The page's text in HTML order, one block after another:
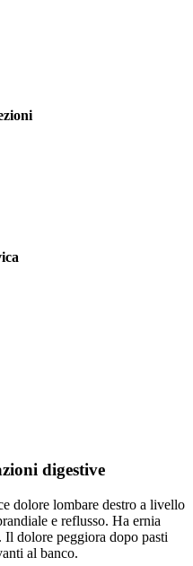
digestive
dolore lombare destro a livello
e reflusso. Ha ernia
Il dolore peggiora dopo pasti
al banco.